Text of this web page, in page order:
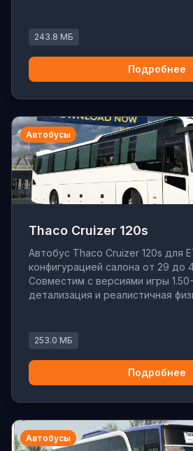
243.8 МБ
Подробнее
Автобусы
Thaco Cruizer 120s
Автобус Thaco Cruizer 120s для
конфигурацией салона от 29 до
Совместим с версиями игры
детализация и реалистичная
253.0 МБ
Подробнее
Автобусы